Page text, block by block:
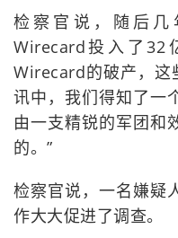
检察官说，随后
Wirecard投入了32
Wirecard的破产，这
讯中，我们得知了一
由一支精锐的军团和
的。”
检察官说，一名嫌疑
作大大促进了调查。